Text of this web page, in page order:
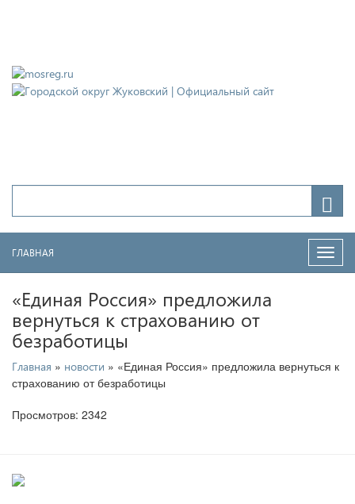
ГЛАВНАЯ
«Единая Россия» предложила
вернуться к страхованию от
безработицы
Главная » новости » «Единая Россия» предложила вернуться к
страхованию от безработицы
Просмотров: 2342